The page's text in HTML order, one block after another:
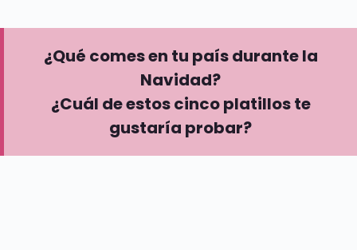
¿Qué comes en tu país durante la
Navidad?
¿Cuál de estos cinco platillos te
gustaría probar?